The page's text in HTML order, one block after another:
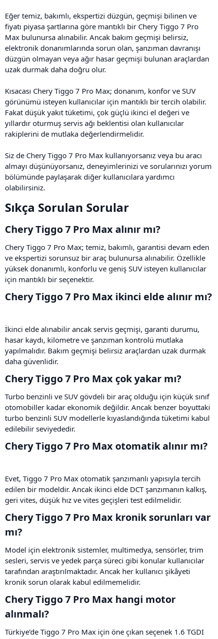
Eğer temiz, bakımlı, ekspertizi düzgün, geçmişi bilinen ve
fiyatı piyasa şartlarına göre mantıklı bir Chery Tiggo 7 Pro
Max bulunursa alınabilir. Ancak bakım geçmişi belirsiz,
elektronik donanımlarında sorun olan, şanzıman davranışı
düzgün olmayan veya ağır hasar geçmişi bulunan araçlardan
uzak durmak daha doğru olur.
Kısacası Chery Tiggo 7 Pro Max; donanım, konfor ve SUV
görünümü isteyen kullanıcılar için mantıklı bir tercih olabilir.
Fakat düşük yakıt tüketimi, çok güçlü ikinci el değeri ve
yıllardır oturmuş servis ağı beklentisi olan kullanıcılar
rakiplerini de mutlaka değerlendirmelidir.
Siz de Chery Tiggo 7 Pro Max kullanıyorsanız veya bu aracı
almayı düşünüyorsanız, deneyimlerinizi ve sorularınızı yorum
bölümünde paylaşarak diğer kullanıcılara yardımcı
olabilirsiniz.
Sıkça Sorulan Sorular​
Chery Tiggo 7 Pro Max alınır mı?​
Chery Tiggo 7 Pro Max; temiz, bakımlı, garantisi devam eden
ve ekspertizi sorunsuz bir araç bulunursa alınabilir. Özellikle
yüksek donanımlı, konforlu ve geniş SUV isteyen kullanıcılar
için mantıklı bir seçenektir.
Chery Tiggo 7 Pro Max ikinci elde alınır mı?​
İkinci elde alınabilir ancak servis geçmişi, garanti durumu,
hasar kaydı, kilometre ve şanzıman kontrolü mutlaka
yapılmalıdır. Bakım geçmişi belirsiz araçlardan uzak durmak
daha güvenlidir.
Chery Tiggo 7 Pro Max çok yakar mı?​
Turbo benzinli ve SUV gövdeli bir araç olduğu için küçük sınıf
otomobiller kadar ekonomik değildir. Ancak benzer boyuttaki
turbo benzinli SUV modellerle kıyaslandığında tüketimi kabul
edilebilir seviyededir.
Chery Tiggo 7 Pro Max otomatik alınır mı?​
Evet, Tiggo 7 Pro Max otomatik şanzımanlı yapısıyla tercih
edilen bir modeldir. Ancak ikinci elde DCT şanzımanın kalkış,
geri vites, düşük hız ve vites geçişleri test edilmelidir.
Chery Tiggo 7 Pro Max kronik sorunları var
mı?​
Model için elektronik sistemler, multimedya, sensörler, trim
sesleri, servis ve yedek parça süreci gibi konular kullanıcılar
tarafından araştırılmaktadır. Ancak her kullanıcı şikâyeti
kronik sorun olarak kabul edilmemelidir.
Chery Tiggo 7 Pro Max hangi motor
alınmalı?​
Türkiye’de Tiggo 7 Pro Max için öne çıkan seçenek 1.6 TGDI